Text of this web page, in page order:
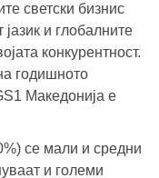
светски бизнис
јазик и глобалните
конкурентност.
годишното
Македонија е
се мали и средни
и големи